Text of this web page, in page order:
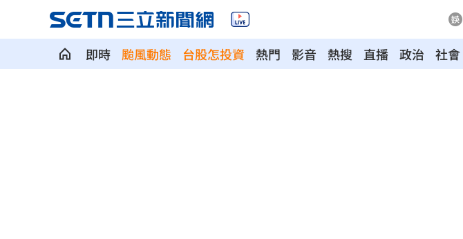
即時 颱風動態 台股怎投資 熱門 影音 熱搜 直播 政治 社會